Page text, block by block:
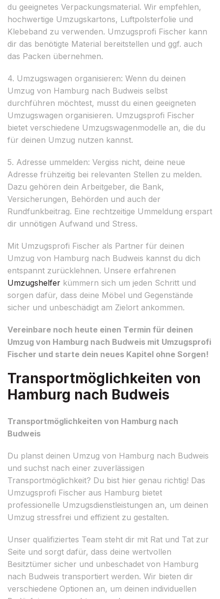
du geeignetes Verpackungsmaterial. Wir empfehlen,
hochwertige Umzugskartons, Luftpolsterfolie und
Klebeband zu verwenden. Umzugsprofi Fischer kann
dir das benötigte Material bereitstellen und ggf. auch
das Packen übernehmen.
4. Umzugswagen organisieren: Wenn du deinen
Umzug von Hamburg nach Budweis selbst
durchführen möchtest, musst du einen geeigneten
Umzugswagen organisieren. Umzugsprofi Fischer
bietet verschiedene Umzugswagenmodelle an, die du
für deinen Umzug nutzen kannst.
5. Adresse ummelden: Vergiss nicht, deine neue
Adresse frühzeitig bei relevanten Stellen zu melden.
Dazu gehören dein Arbeitgeber, die Bank,
Versicherungen, Behörden und auch der
Rundfunkbeitrag. Eine rechtzeitige Ummeldung erspart
dir unnötigen Aufwand und Stress.
Mit Umzugsprofi Fischer als Partner für deinen
Umzug von Hamburg nach Budweis kannst du dich
entspannt zurücklehnen. Unsere erfahrenen
Umzugshelfer kümmern sich um jeden Schritt und
sorgen dafür, dass deine Möbel und Gegenstände
sicher und unbeschädigt am Zielort ankommen.
Vereinbare noch heute einen Termin für deinen
Umzug von Hamburg nach Budweis mit Umzugsprofi
Fischer und starte dein neues Kapitel ohne Sorgen!
Transportmöglichkeiten von
Hamburg nach Budweis
Transportmöglichkeiten von Hamburg nach
Budweis
Du planst deinen Umzug von Hamburg nach Budweis
und suchst nach einer zuverlässigen
Transportmöglichkeit? Du bist hier genau richtig! Das
Umzugsprofi Fischer aus Hamburg bietet
professionelle Umzugsdienstleistungen an, um deinen
Umzug stressfrei und effizient zu gestalten.
Unser qualifiziertes Team steht dir mit Rat und Tat zur
Seite und sorgt dafür, dass deine wertvollen
Besitztümer sicher und unbeschadet von Hamburg
nach Budweis transportiert werden. Wir bieten dir
verschiedene Optionen an, um deinen individuellen